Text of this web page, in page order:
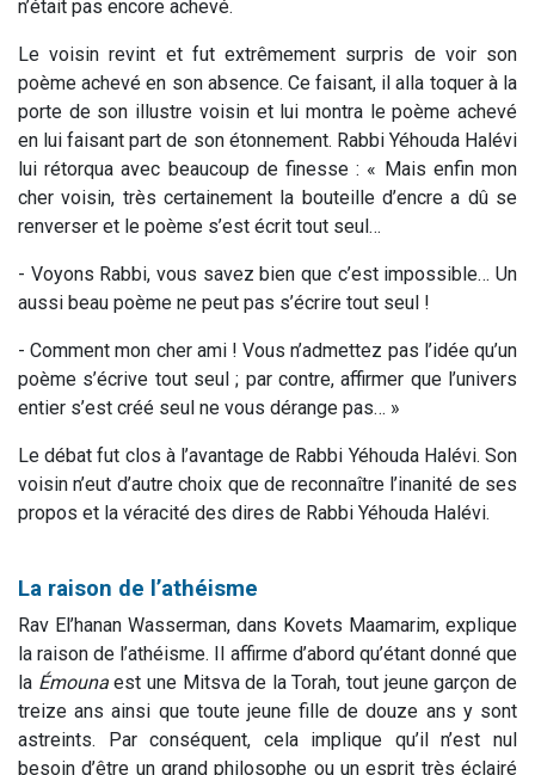
n’était pas encore achevé.
Le voisin revint et fut extrêmement surpris de voir son
poème achevé en son absence. Ce faisant, il alla toquer à la
porte de son illustre voisin et lui montra le poème achevé
en lui faisant part de son étonnement. Rabbi Yéhouda Halévi
lui rétorqua avec beaucoup de finesse : « Mais enfin mon
cher voisin, très certainement la bouteille d’encre a dû se
renverser et le poème s’est écrit tout seul…
- Voyons Rabbi, vous savez bien que c’est impossible… Un
aussi beau poème ne peut pas s’écrire tout seul !
- Comment mon cher ami ! Vous n’admettez pas l’idée qu’un
poème s’écrive tout seul ; par contre, affirmer que l’univers
entier s’est créé seul ne vous dérange pas… »
Le débat fut clos à l’avantage de Rabbi Yéhouda Halévi. Son
voisin n’eut d’autre choix que de reconnaître l’inanité de ses
propos et la véracité des dires de Rabbi Yéhouda Halévi.
La raison de l’athéisme
Rav El’hanan Wasserman, dans Kovets Maamarim, explique
la raison de l’athéisme. Il affirme d’abord qu’étant donné que
la Émounaest une Mitsva de la Torah, tout jeune garçon de
treize ans ainsi que toute jeune fille de douze ans y sont
astreints. Par conséquent, cela implique qu’il n’est nul
besoin d’être un grand philosophe ou un esprit très éclairé